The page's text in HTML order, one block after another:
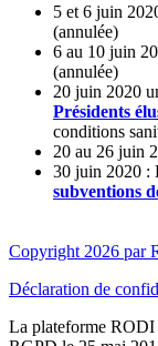
5 et 6 juin
(annulée)
6 au 10 juin
(annulée)
20 juin 2020
Présidents
conditions
20 au 26 juin
30 juin 2020 :
subventions
Copyright 2026 par
Déclaration de
La plateforme RODI